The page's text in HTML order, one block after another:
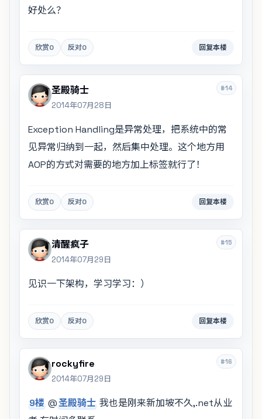
好处么？
欣赏0 反对0 回复本楼
#14
圣殿骑士
2014年07月28日
Exception Handling是异常处理，把系统中的常
见异常归纳到一起，然后集中处理。这个地方用
AOP的方式对需要的地方加上标签就行了！
欣赏0 反对0 回复本楼
#15
清醒疯子
2014年07月29日
见识一下架构，学习学习：）
欣赏0 反对0 回复本楼
#16
rockyfire
2014年07月29日
9楼@圣殿骑士 我也是刚来新加坡不久,.net从业